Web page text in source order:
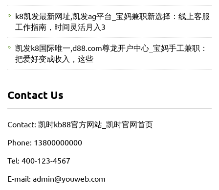
k8凯发最新网址,凯发ag平台_宝妈兼职新选择：线上客服
工作指南，时间灵活月入3
凯发k8国际唯一,d88.com尊龙开户中心_宝妈手工兼职：
把爱好变成收入，这些
Contact Us
Contact: 凯时kb88官方网站_凯时官网首页
Phone: 13800000000
Tel: 400-123-4567
E-mail: admin@youweb.com